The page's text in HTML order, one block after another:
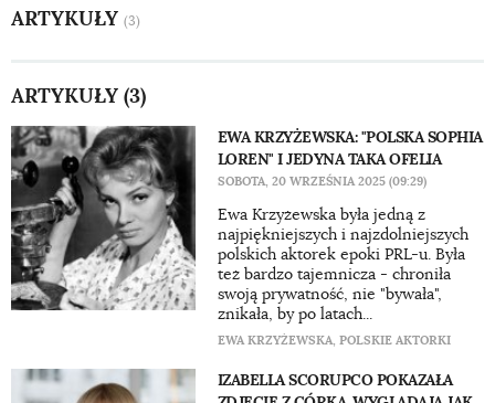
ARTYKUŁY (3)
ARTYKUŁY (3)
EWA KRZYŻEWSKA: "POLSKA SOPHIA
LOREN" I JEDYNA TAKA OFELIA
SOBOTA, 20 WRZEŚNIA 2025 (09:29)
Ewa Krzyżewska była jedną z
najpiękniejszych i najzdolniejszych
polskich aktorek epoki PRL-u. Była
też bardzo tajemnicza - chroniła
swoją prywatność, nie "bywała",
znikała, by po latach...
EWA KRZYŻEWSKA, POLSKIE AKTORKI
IZABELLA SCORUPCO POKAZAŁA